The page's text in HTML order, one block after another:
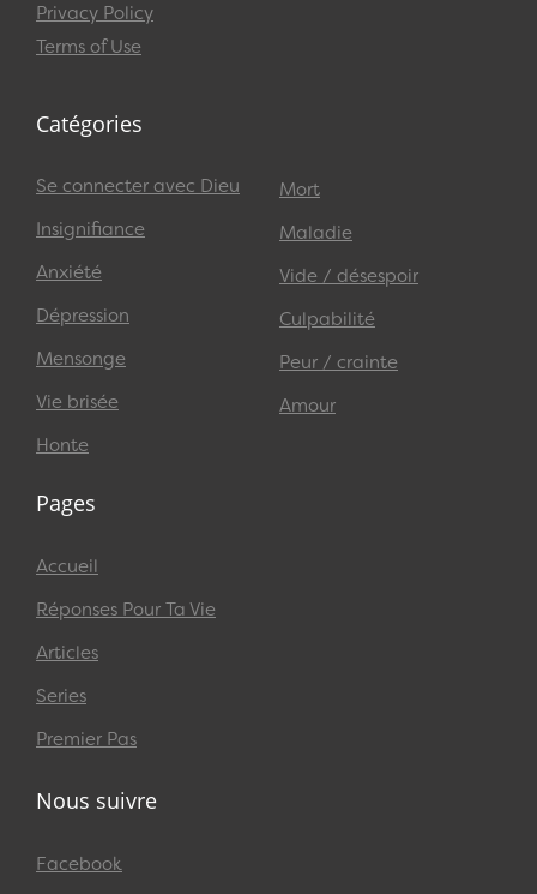
Privacy Policy
Terms of Use
Catégories
Se connecter avec Dieu
Insignifiance
Anxiété
Dépression
Mensonge
Vie brisée
Honte
Mort
Maladie
Vide / désespoir
Culpabilité
Peur / crainte
Amour
Pages
Accueil
Réponses Pour Ta Vie
Articles
Series
Premier Pas
Nous suivre
Facebook